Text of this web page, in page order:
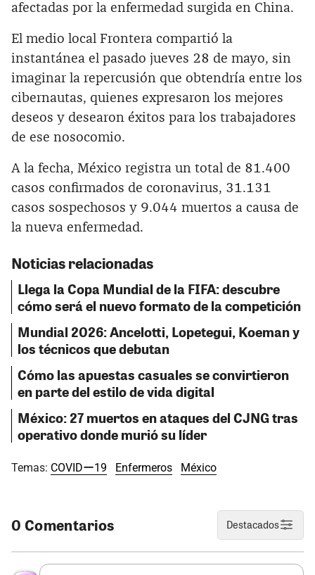
afectadas por la enfermedad surgida en China.
El medio local Frontera compartió la
instantánea el pasado jueves 28 de mayo, sin
imaginar la repercusión que obtendría entre los
cibernautas, quienes expresaron los mejores
deseos y desearon éxitos para los trabajadores
de ese nosocomio.‌
A la fecha, México registra un total de 81.400
casos confirmados de coronavirus, 31.131
casos sospechosos y 9.044 muertos a causa de
la nueva enfermedad.
Noticias relacionadas
Llega la Copa Mundial de la FIFA: descubre
cómo será el nuevo formato de la competición
Mundial 2026: Ancelotti, Lopetegui, Koeman y
los técnicos que debutan
Cómo las apuestas casuales se convirtieron
en parte del estilo de vida digital
México: 27 muertos en ataques del CJNG tras
operativo donde murió su líder
Temas: COVIDー19 Enfermeros México
0 Comentarios Destacados